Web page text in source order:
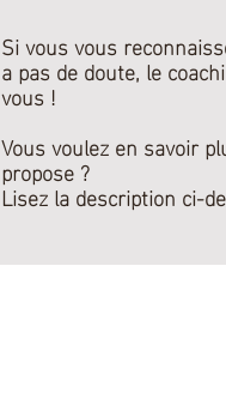
Si vous vous
a pas de doute, le
vous !
Vous voulez en savoir
propose ?
Lisez la description ci-